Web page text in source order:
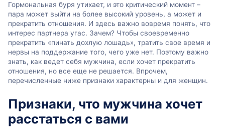
Гормональная буря утихает, и это критический момент –
пара может выйти на более высокий уровень, а может и
прекратить отношения. И здесь важно вовремя понять, что
интерес партнера угас. Зачем? Чтобы своевременно
прекратить «пинать дохлую лошадь», тратить свое время и
нервы на поддержание того, чего уже нет. Поэтому важно
знать, как ведет себя мужчина, если хочет прекратить
отношения, но все еще не решается. Впрочем,
перечисленные ниже признаки характерны и для женщин.
Признаки, что мужчина хочет
расстаться с вами